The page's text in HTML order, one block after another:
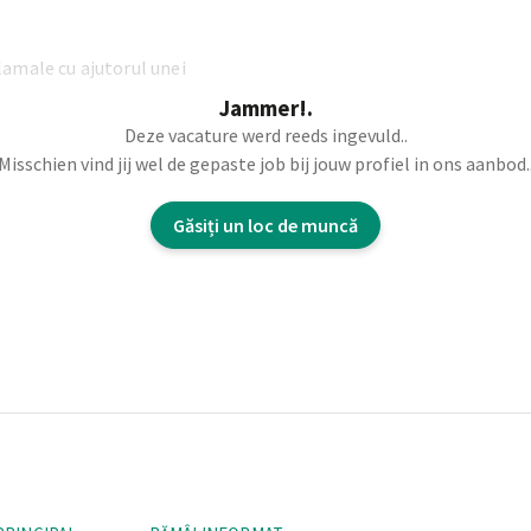
cu ajutorul unei
ungerea pieselor,
Jammer!.
Deze vacature werd reeds ingevuld..
Misschien vind jij wel de gepaste job bij jouw profiel in ons aanbod..
Găsiți un loc de muncă